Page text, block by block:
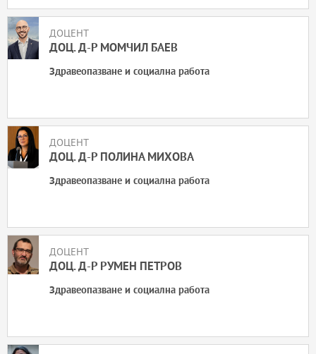
Нова българистика
Политически науки
Право
Средиземноморски и Източни изследвания
Театър
Телекомуникации
Център Български институт за отношения между хората
Чужди езици и култури
Югоизточноевропейски център за семиотични изследвания
ДОЦЕНТ
ДОЦ. Д-Р МОМЧИЛ БАЕВ
Здравеопазване и социална работа
ДОЦЕНТ
ДОЦ. Д-Р ПОЛИНА МИХОВА
Здравеопазване и социална работа
ДОЦЕНТ
ДОЦ. Д-Р РУМЕН ПЕТРОВ
Здравеопазване и социална работа